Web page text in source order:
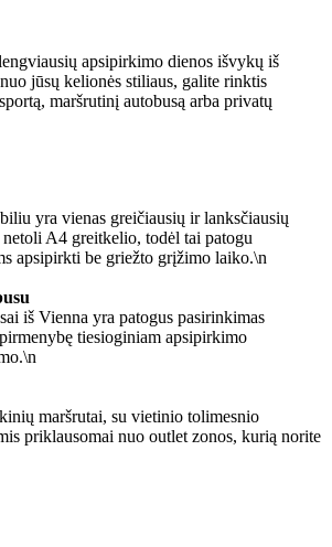
apsipirkimo dienos išvykų iš
jūsų kelionės stiliaus, galite rinktis
maršrutinį autobusą arba privatų
yra vienas greičiausių ir lanksčiausių
A4 greitkelio, todėl tai patogu
apsipirkti be griežto grįžimo laiko.\n
iš Vienna yra patogus pasirinkimas
tiesioginiam apsipirkimo
maršrutai, su vietinio tolimesnio
priklausomai nuo outlet zonos, kurią norite